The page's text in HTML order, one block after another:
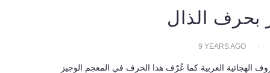
بحرف الذال
9 YEARS AGO
العربية كما عُرّف هذا الحرف في المعجم الوجيز